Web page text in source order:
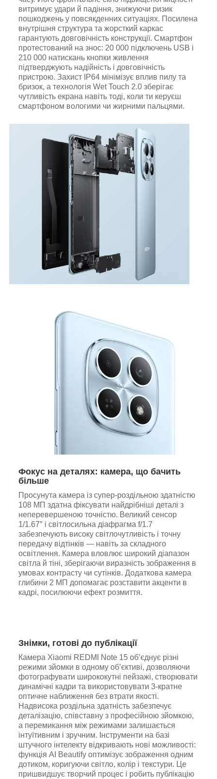
витримує удари й падіння, знижуючи ризик
пошкоджень у повсякденних ситуаціях. Посилена
внутрішня структура та жорсткий каркас
гарантують довговічність конструкції. Смартфон
протестований на знос: 20 000 підключень USB і
210 000 натискань кнопки живлення
підтверджують надійність і довговічність
пристрою. Захист IP64 мінімізує вплив пилу та
бризок, а технологія Wet Touch 2.0 зберігає
чутливість екрана навіть тоді, коли ти керуєш
смартфоном вологими чи жирними пальцями.
Фокус на деталях: камера, що бачить
більше
Просунута камера із супер-роздільною здатністю
108 МП здатна фіксувати найдрібніші деталі з
неперевершеною точністю. Великий сенсор
1/1.67″ і світлосильна діафрагма f/1.7
забезпечують високу світлочутливість і точну
передачу відтінків — навіть за складного
освітлення. Камера вловлює широкий діапазон
світла й тіні, зберігаючи виразність зображення в
умовах контрасту чи сутінків. Додаткова камера
глибини 2 МП допомагає розставити акценти в
кадрі, посилюючи ефект розмиття.
Знімки, готові до публікації
Камера Xiaomi REDMI Note 15 об’єднує різні
режими зйомки в одному об’єктиві, дозволяючи
фотографувати ширококутні пейзажі, створювати
динамічні кадри та використовувати 3-кратне
оптичне наближення без втрати якості.
Надвисока роздільна здатність забезпечує
деталізацію, співставну з професійною зйомкою,
а перемикання між режимами залишається
інтуїтивним і зручним. Інструменти на базі
штучного інтелекту відкривають нові можливості:
функція AI Beautify оптимізує зображення одним
дотиком, коригуючи світло, колір і текстури. Це
пришвидшує творчий процес і робить публікацію